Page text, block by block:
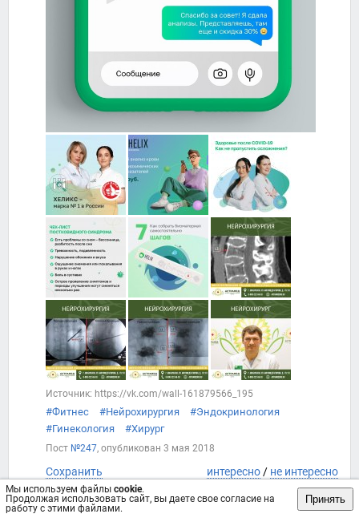
Мы используем файлы cookie.
Продолжая использовать сайт, вы даете свое согласие на
работу с этими файлами.
Принять
Источник: https://vk.com/wall-161879566_195
#Фитнес #Нейрохирургия
#Эндокринология
#Гинекология
#Хирург
Пост №247, опубликован 3 мая 2018
Сохранить интересно / не интересно